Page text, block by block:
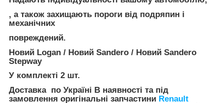
, а також захищають пороги від подряпин і
механічних
повреждений.
Новий Logan / Новий Sandero / Новий Sandero
Stepway
У комплекті 2 шт.
Доставка по Україні В наявності та під
замовлення оригінальні запчастини Renault